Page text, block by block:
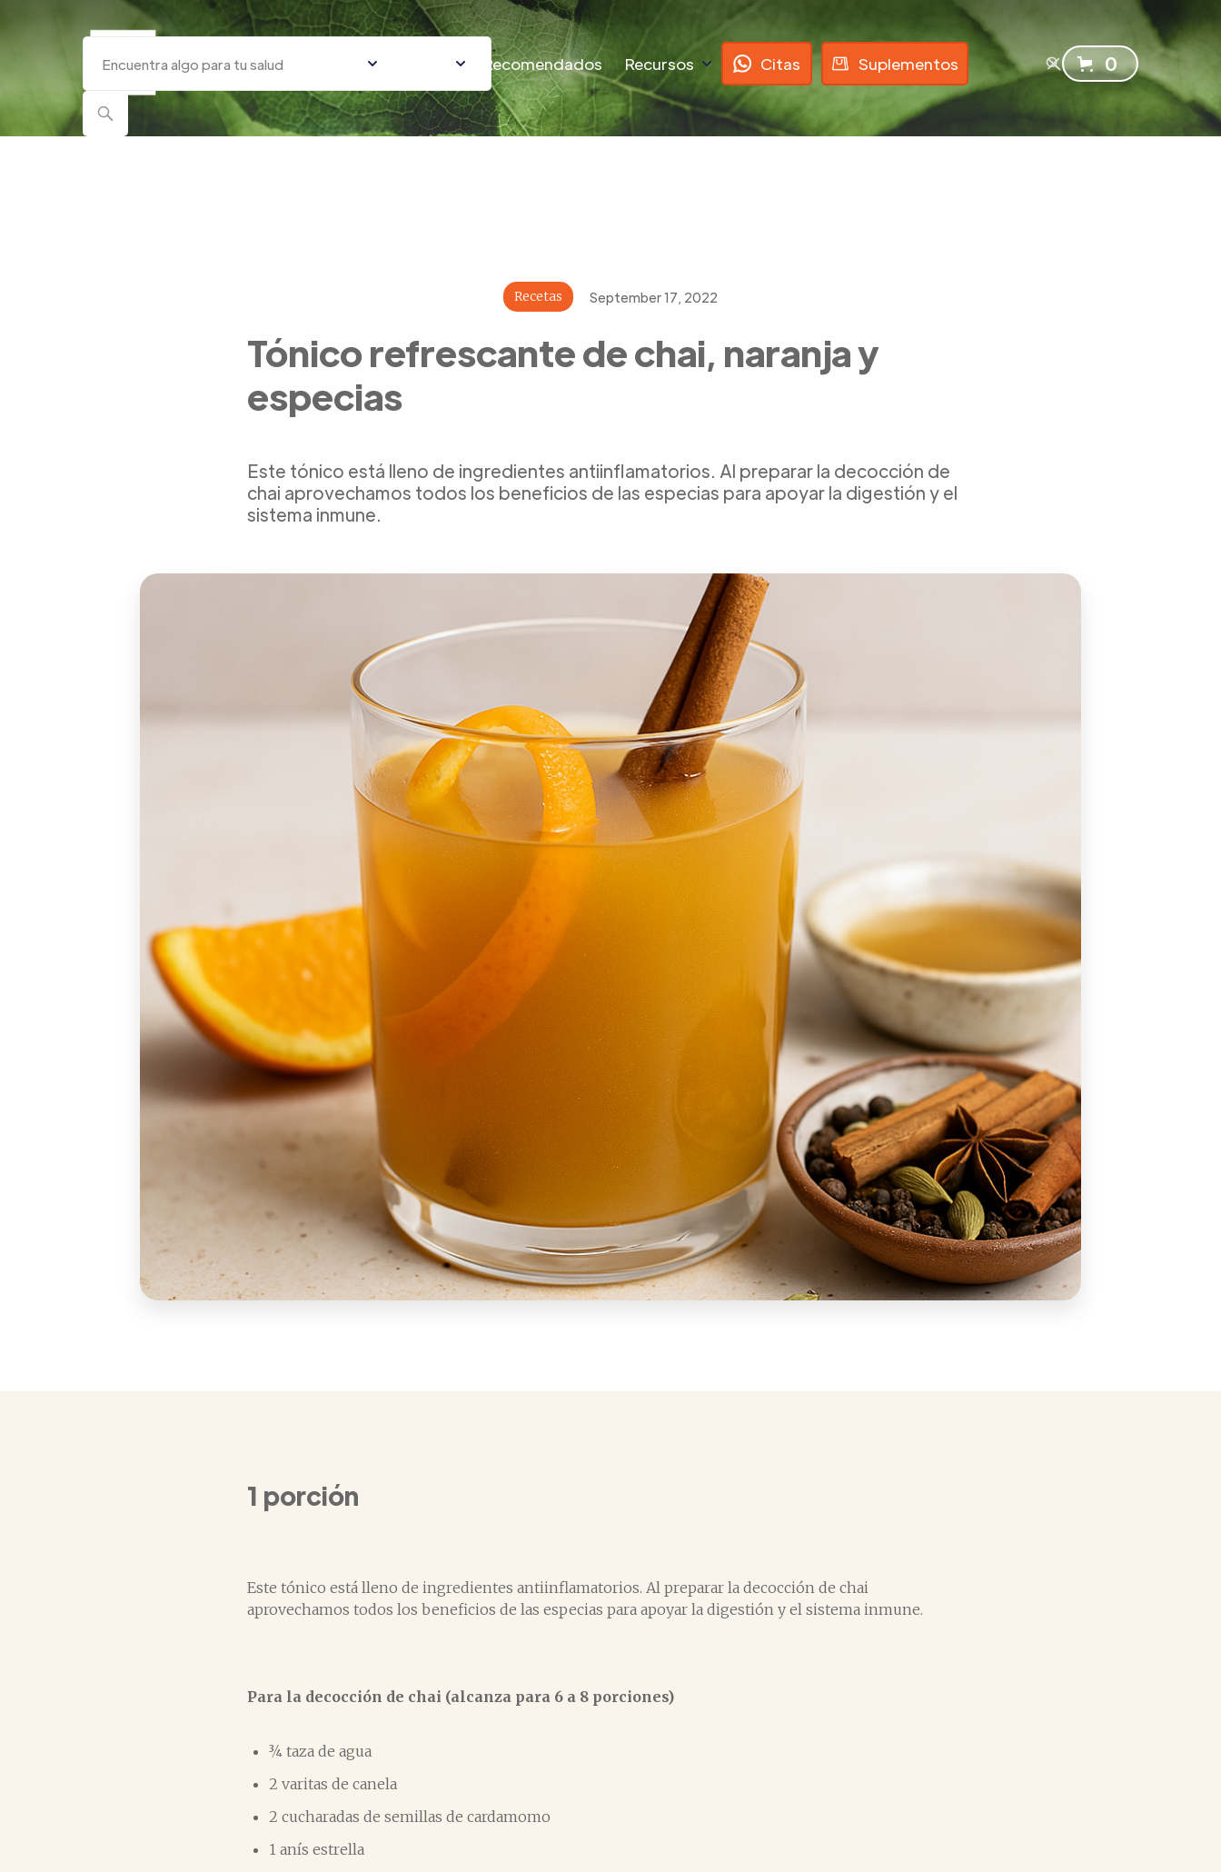
Recomendados Recursos Citas Suplementos 0
Recetas September 17, 2022
Tónico refrescante de chai, naranja y
especias
Este tónico está lleno de ingredientes antiinflamatorios. Al preparar la decocción de
chai aprovechamos todos los beneficios de las especias para apoyar la digestión y el
sistema inmune.
1 porción
Este tónico está lleno de ingredientes antiinflamatorios. Al preparar la decocción de chai
aprovechamos todos los beneficios de las especias para apoyar la digestión y el sistema inmune.
Para la decocción de chai (alcanza para 6 a 8 porciones)
¾ taza de agua
2 varitas de canela
2 cucharadas de semillas de cardamomo
1 anís estrella